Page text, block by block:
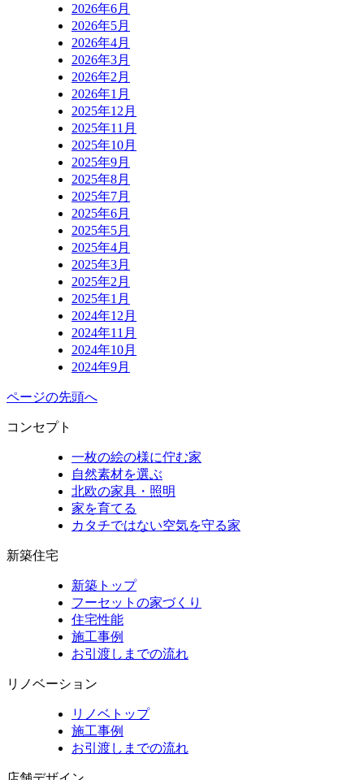
2026年6月
2026年5月
2026年4月
2026年3月
2026年2月
2026年1月
2025年12月
2025年11月
2025年10月
2025年9月
2025年8月
2025年7月
2025年6月
2025年5月
2025年4月
2025年3月
2025年2月
2025年1月
2024年12月
2024年11月
2024年10月
2024年9月
ページの先頭へ
コンセプト
一枚の絵の様に佇む家
自然素材を選ぶ
北欧の家具・照明
家を育てる
カタチではない空気を守る家
新築住宅
新築トップ
フーセットの家づくり
住宅性能
施工事例
お引渡しまでの流れ
リノベーション
リノベトップ
施工事例
お引渡しまでの流れ